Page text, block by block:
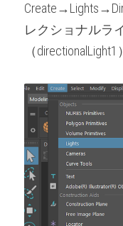
レクショナルラ
（directionalLight1）